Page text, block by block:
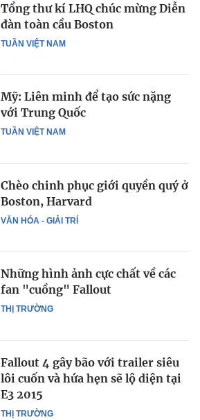
TUẦN VIỆT NAM
Tổng thư kí LHQ chúc mừng Diễn
đàn toàn cầu Boston
TUẦN VIỆT NAM
Mỹ: Liên minh để tạo sức nặng
với Trung Quốc
VĂN HÓA - GIẢI TRÍ
Chèo chinh phục giới quyền quý ở
Boston, Harvard
THỊ TRƯỜNG
Những hình ảnh cực chất về các
fan "cuồng" Fallout
THỊ TRƯỜNG
Fallout 4 gây bão với trailer siêu
lôi cuốn và hứa hẹn sẽ lộ diện tại
E3 2015